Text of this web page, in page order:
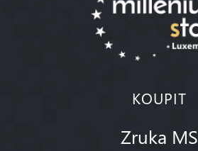
KOUPIT
Zruka MS